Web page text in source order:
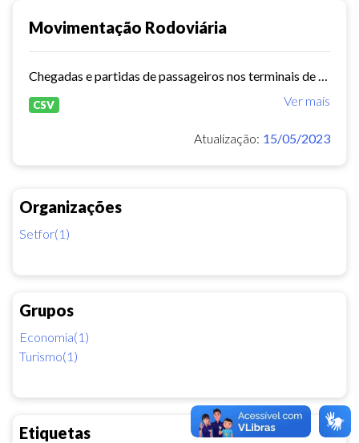
Organizações
Setfor(1)
Grupos
Economia(1)
Turismo(1)
Etiquetas
Movimentação Rodoviária
Ver mais
CSV
Atualização: 15/05/2023